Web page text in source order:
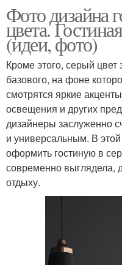
Фото дизайна
цвета.
(идеи, фото)
Кроме этого, серый цвет
базового, на фоне
смотрятся яркие
освещения и других
дизайнеры заслуженно
и универсальным. В
оформить гостиную в
современно выглядела,
отдыху.